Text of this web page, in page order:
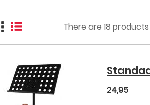
There are 18 products
24,95